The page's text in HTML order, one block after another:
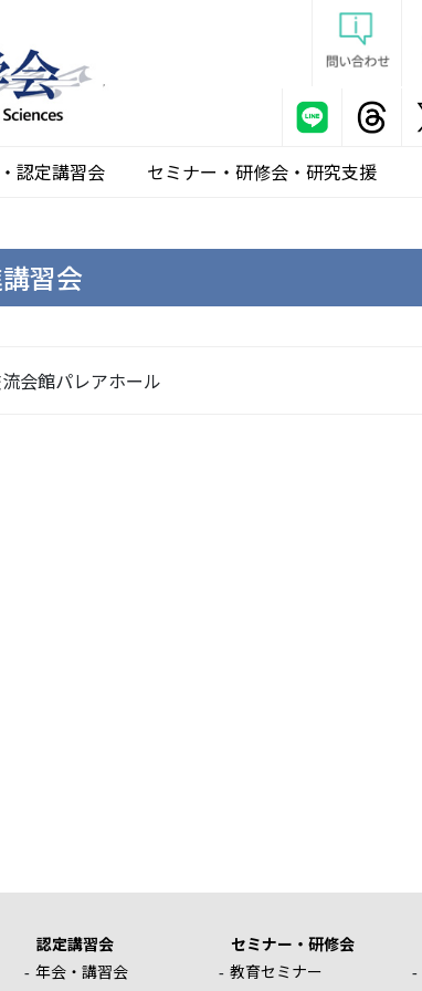
認定講習会 セミナー・研修会・研究支援
習会
会館パレアホール
認定講習会
年会・講習会
セミナー・研修会
教育セミナー